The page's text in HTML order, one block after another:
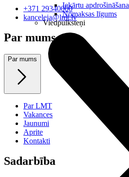
Iekārtu apdrošināšana
Nomaksas līgums
Viedpulksteņi
+371 29340000
kanceleja@lmt.lv
Par mums
Par mums
Par LMT
Vakances
Jaunumi
Aprite
Kontakti
Sadarbība